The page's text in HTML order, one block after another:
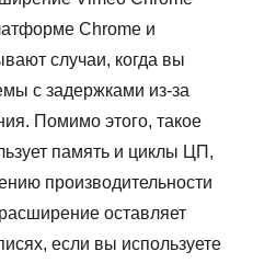
Chrome и
случаи, когда вы
с задержками из-за
Помимо этого, такое
память и циклы ЦП,
производительности
оставляет
если вы используете